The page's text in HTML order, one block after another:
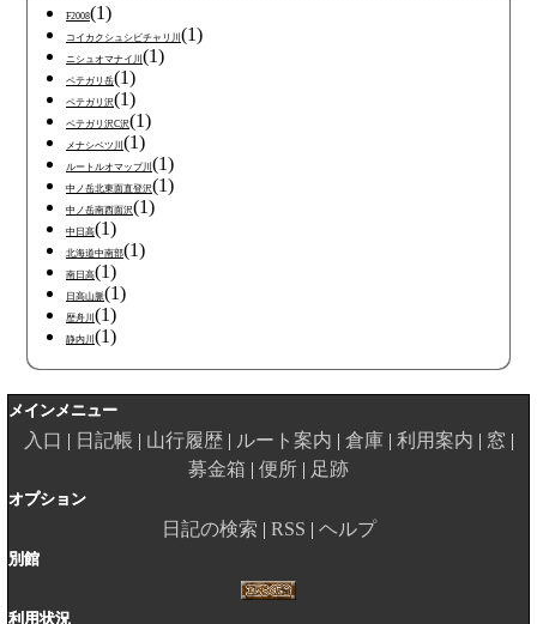
F2008(1)
コイカクシュシビチャリ川(1)
ニシュオマナイ川(1)
ペテガリ岳(1)
ペテガリ沢(1)
ペテガリ沢C沢(1)
メナシベツ川(1)
ルートルオマップ川(1)
中ノ岳北東面直登沢(1)
中ノ岳南西面沢(1)
中日高(1)
北海道中南部(1)
南日高(1)
日高山脈(1)
歴舟川(1)
静内川(1)
メインメニュー
入口 日記帳 山行履歴 ルート案内 倉庫 利用案内
窓
募金箱
便所 足跡
オプション
日記の検索 RSS ヘルプ
別館
利用状況